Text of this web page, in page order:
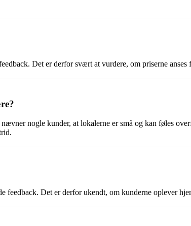
Det er derfor svært at vurdere, om priserne
nogle kunder, at lokalerne er små og kan føles
feedback. Det er derfor ukendt, om kunderne oplever